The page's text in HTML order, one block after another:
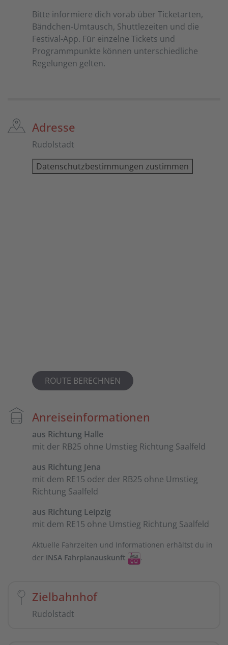
Bitte informiere dich vorab über Ticketarten,
Bändchen-Umtausch, Shuttlezeiten und die
Festival-App. Für einzelne Tickets und
Programmpunkte können unterschiedliche
Regelungen gelten.
Adresse
Rudolstadt
Datenschutzbestimmungen zustimmen
ROUTE BERECHNEN
Anreiseinformationen
aus Richtung Halle
mit der RB25 ohne Umstieg Richtung Saalfeld
aus Richtung Jena
mit dem RE15 oder der RB25 ohne Umstieg
Richtung Saalfeld
aus Richtung Leipzig
mit dem RE15 ohne Umstieg Richtung Saalfeld
Aktuelle Fahrzeiten und Informationen erhältst du in
der INSA Fahrplanauskunft .
Zielbahnhof
Rudolstadt